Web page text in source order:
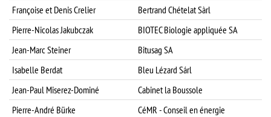
Françoise et Denis Crelier
Bertrand Chételat Sàrl
Pierre-Nicolas Jakubczak
BIOTEC Biologie appliquée SA
Jean-Marc Steiner
Bitusag SA
Isabelle Berdat
Bleu Lézard Sárl
Jean-Paul Miserez-Dominé
Cabinet la Boussole
Pierre-André Bürke
CéMR - Conseil en énergie